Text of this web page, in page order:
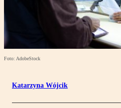
Foto: AdobeStock
Katarzyna Wójcik